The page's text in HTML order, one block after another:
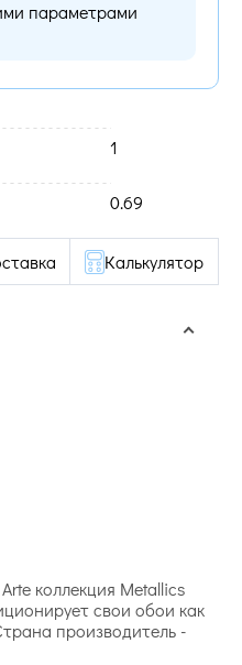
параметрами
1
0.69
Калькулятор
коллекция Metallics
свои обои как
производитель -